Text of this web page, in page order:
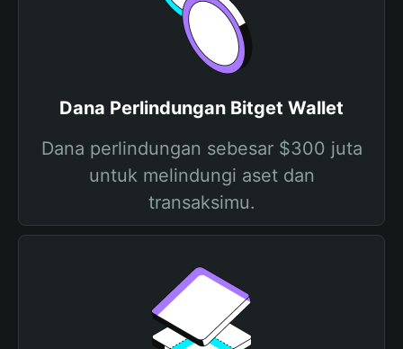
Dana Perlindungan Bitget Wallet
Dana perlindungan sebesar $300 juta
untuk melindungi aset dan
transaksimu.